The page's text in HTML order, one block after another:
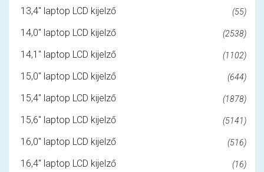
13,4" laptop LCD kijelző (55)
14,0" laptop LCD kijelző (2538)
14,1" laptop LCD kijelző (1102)
15,0" laptop LCD kijelző (644)
15,4" laptop LCD kijelző (1878)
15,6" laptop LCD kijelző (5141)
16,0" laptop LCD kijelző (516)
16,4" laptop LCD kijelző (16)